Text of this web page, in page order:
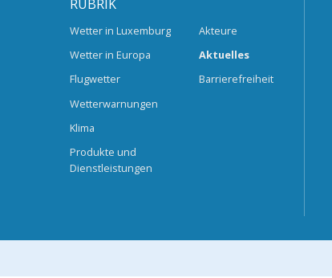
RUBRIK
Wetter in Luxemburg
Wetter in Europa
Flugwetter
Wetterwarnungen
Klima
Produkte und
Dienstleistungen
Akteure
Aktuelles
Barrierefreiheit